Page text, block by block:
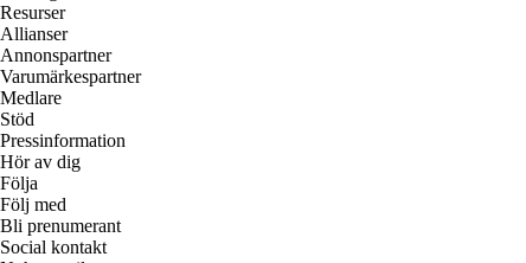
Resurser
Allianser
Annonspartner
Varumärkespartner
Medlare
Stöd
Pressinformation
Hör av dig
Följa
Följ med
Bli prenumerant
Social kontakt